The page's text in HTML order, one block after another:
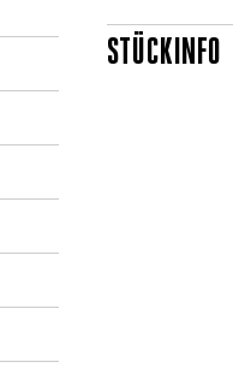
STÜCKINFO